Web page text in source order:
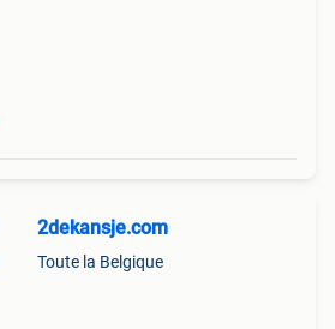
2dekansje.com
Toute la Belgique